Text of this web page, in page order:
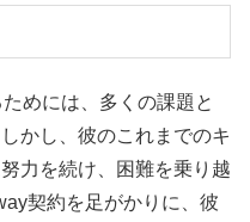
めには、多くの課題と
かし、彼のこれまでのキ
力を続け、困難を乗り越
契約を足がかりに、彼